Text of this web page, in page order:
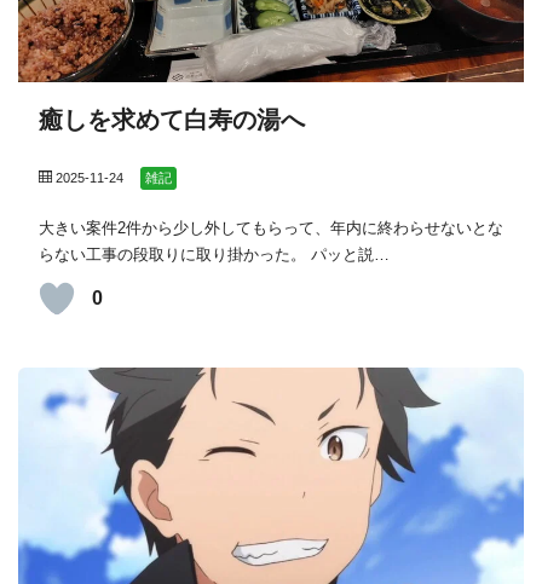
癒しを求めて白寿の湯へ
2025-11-24 雑記
大きい案件2件から少し外してもらって、年内に終わらせないとな
らない工事の段取りに取り掛かった。 パッと説…
0